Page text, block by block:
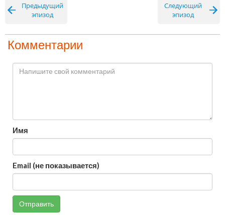
Предыдущий
эпизод
Следующий
эпизод
Комментарии
Имя
Email (не показывается)
Отправить